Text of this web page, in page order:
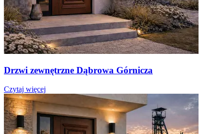
Drzwi zewnętrzne Dąbrowa Górnicza
Czytaj więcej